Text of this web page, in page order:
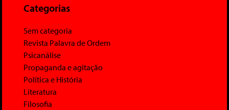
Categorias
Sem categoria
Revista Palavra de Ordem
Psicanálise
Propaganda e agitação
Política e História
Literatura
Filosofia